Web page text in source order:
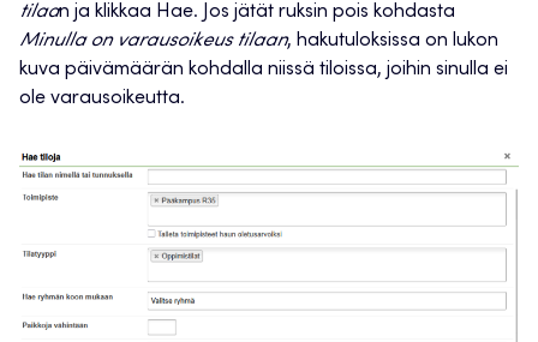
tilaan ja klikkaa Hae. Jos jätät ruksin pois kohdasta
Minulla on varausoikeus tilaan, hakutuloksissa on lukon
kuva päivämäärän kohdalla niissä tiloissa, joihin sinulla ei
ole varausoikeutta.